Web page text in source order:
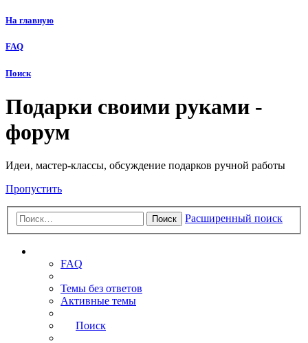
На главную
FAQ
Поиск
Подарки своими руками -
форум
Идеи, мастер-классы, обсуждение подарков ручной работы
Пропустить
Поиск Расширенный поиск
FAQ
Темы без ответов
Активные темы
Поиск